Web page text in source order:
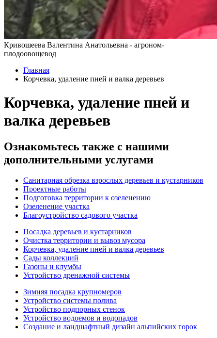
Кривошеева Валентина Анатольевна - агроном-
плодоовощевод
Главная
Корчевка, удаление пней и валка деревьев
Корчевка, удаление пней и
валка деревьев
Ознакомьтесь также с нашими
дополнительными услугами
Санитарная обрезка взрослых деревьев и кустарников
Проектные работы
Подготовка территории к озеленению
Озеленение участка
Благоустройство садового участка
Посадка деревьев и кустарников
Очистка территории и вывоз мусора
Корчевка, удаление пней и валка деревьев
Сады коллекций
Газоны и клумбы
Устройство дренажной системы
Зимняя посадка крупномеров
Устройство системы полива
Устройство подпорных стенок
Устройство водоемов и водопадов
Создание и ландшафтный дизайн альпийских горок